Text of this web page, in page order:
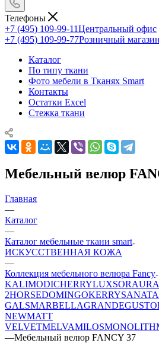
Телефоны
+7 (495) 109-99-11Центральный офис
+7 (495) 109-99-77Розничный магазин
Каталог
По типу ткани
Фото мебели в Тканях Smart
Контакты
Остатки Excel
Стежка ткани
Мебельный велюр
Главная
—
Каталог
—
Каталог мебельные ткани smart
ИСКУССТВЕННАЯ КОЖА
—
Коллекция мебельного велюра Fancy
KALIMODICHERRYLUXSORAURA
2HORSEDOMINGOKERRYSANATA
GALSMARBELLAGRANDEGUSTO
NEWMATT
VELVETMELVAMILOSMONOLITH
—Мебельный велюр FANCY 37